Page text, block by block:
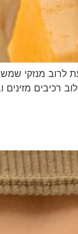
לרוב מנזקי
מזינים